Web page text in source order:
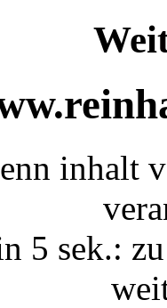
inhalt
5 sek.: